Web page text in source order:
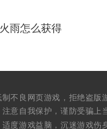
雨怎么获得
制不良网页游戏，拒绝盗版
注意自我保护，谨防受骗上
适度游戏益脑，沉迷游戏伤